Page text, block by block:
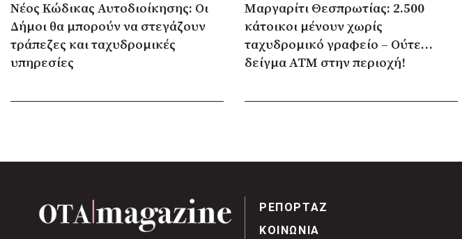
Νέος Κώδικας Αυτοδιοίκησης: Οι
Δήμοι θα μπορούν να στεγάζουν
τράπεζες και ταχυδρομικές
υπηρεσίες
Μαργαρίτι Θεσπρωτίας: 2.500
κάτοικοι μένουν χωρίς
ταχυδρομικό γραφείο – Ούτε…
δείγμα ΑΤΜ στην περιοχή!
ΡΕΠΟΡΤΑΖ
ΚΟΙΝΩΝΙΑ